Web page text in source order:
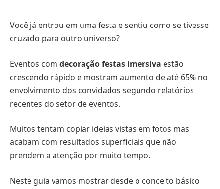
Você já entrou em uma festa e sentiu como se tivesse
cruzado para outro universo?
Eventos com decoração festas imersiva estão
crescendo rápido e mostram aumento de até 65% no
envolvimento dos convidados segundo relatórios
recentes do setor de eventos.
Muitos tentam copiar ideias vistas em fotos mas
acabam com resultados superficiais que não
prendem a atenção por muito tempo.
Neste guia vamos mostrar desde o conceito básico